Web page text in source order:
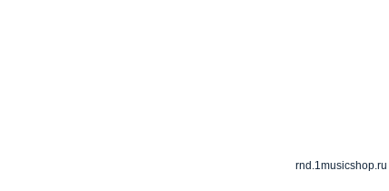
rnd.1musicshop.ru